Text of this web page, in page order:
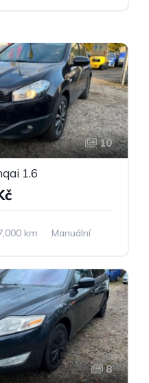
10
1.6
km
Manuální
8